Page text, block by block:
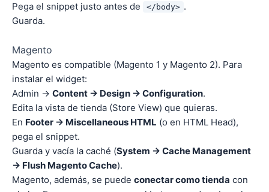
Pega el snippet justo antes de
</body> .
Guarda.
Magento
Magento es compatible (Magento 1 y Magento 2). Para
instalar el widget:
Admin → Content → Design → Configuration.
Edita la vista de tienda (Store View) que quieras.
En Footer → Miscellaneous HTML (o en HTML Head),
pega el snippet.
Guarda y vacía la caché (System → Cache Management
→ Flush Magento Cache).
Magento, además, se puede conectar como tienda con